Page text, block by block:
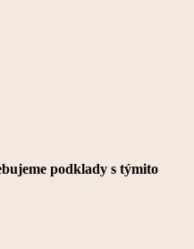
podklady s týmito